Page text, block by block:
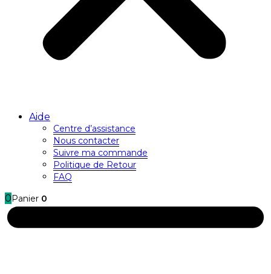
Aide
Centre d’assistance
Nous contacter
Suivre ma commande
Politique de Retour
FAQ
0 Panier 0